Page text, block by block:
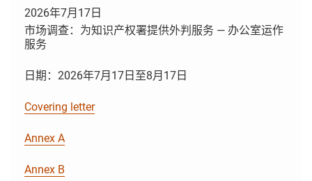
2026年7月17日
市场调查：为知识产权署提供外判服务 — 办公室运作
服务
日期：2026年7月17日至8月17日
Covering letter
Annex A
Annex B